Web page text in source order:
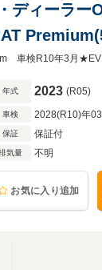
・ディーラ
年式 2023 (R05)
車検 2028(R10)年03
保証 保証付
気量 不明
お気に入り追加